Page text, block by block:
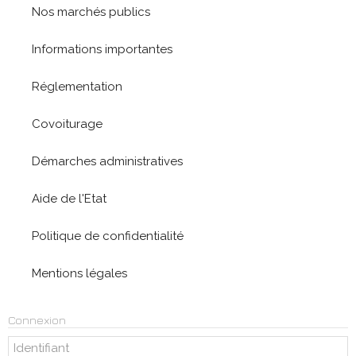
Nos marchés publics
Informations importantes
Réglementation
Covoiturage
Démarches administratives
Aide de l'Etat
Politique de confidentialité
Mentions légales
Connexion